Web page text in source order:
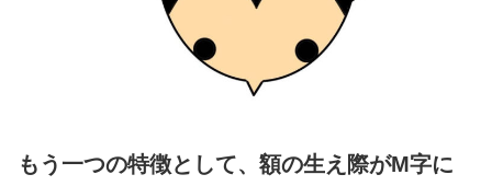
もう一つの特徴として、額の生え際がM字に